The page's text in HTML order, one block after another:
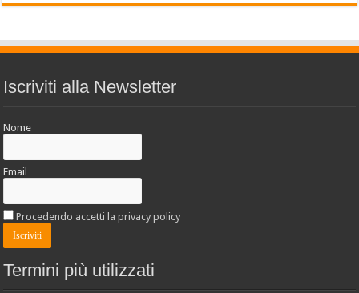
Iscriviti alla Newsletter
Nome
Email
Procedendo accetti la privacy policy
Termini più utilizzati